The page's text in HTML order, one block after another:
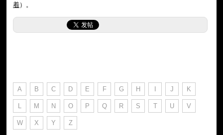
着）。
A B C D E F G H I J K
L M N O P Q R S T U V
W X Y Z